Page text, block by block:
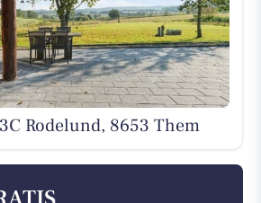
Rodelund, 8653 Them